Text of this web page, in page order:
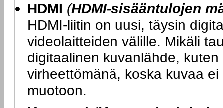
HDMI (HDMI-sisääntulojen
HDMI-liitin on uusi, täysin
videolaitteiden välille. Mikäli
digitaalinen kuvanlähde,
virheettömänä, koska kuvaa
muotoon.